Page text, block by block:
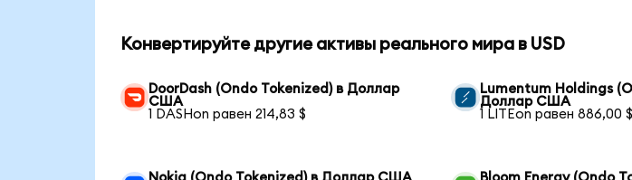
Конвертируйте другие активы реального мира в USD
DoorDash (Ondo Tokenized) в Доллар
США
1 DASHon равен 214,83 $
Lumentum Holdings
Доллар США
1 LITEon равен 886,00 $